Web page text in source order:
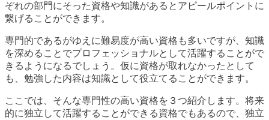
ぞれの部門にそった資格や知識があるとアピールポイントに
繋げることができます。
専門的であるがゆえに難易度が高い資格も多いですが、知識
を深めることでプロフェッショナルとして活躍することがで
きるようになるでしょう。仮に資格が取れなかったとして
も、勉強した内容は知識として役立てることができます。
ここでは、そんな専門性の高い資格を３つ紹介します。将来
的に独立して活躍することができる資格でもあるので、独立